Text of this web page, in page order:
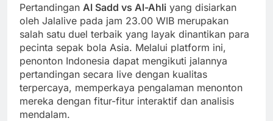
Pertandingan Al Sadd vs Al-Ahli yang disiarkan
oleh Jalalive pada jam 23.00 WIB merupakan
salah satu duel terbaik yang layak dinantikan para
pecinta sepak bola Asia. Melalui platform ini,
penonton Indonesia dapat mengikuti jalannya
pertandingan secara live dengan kualitas
terpercaya, memperkaya pengalaman menonton
mereka dengan fitur-fitur interaktif dan analisis
mendalam.